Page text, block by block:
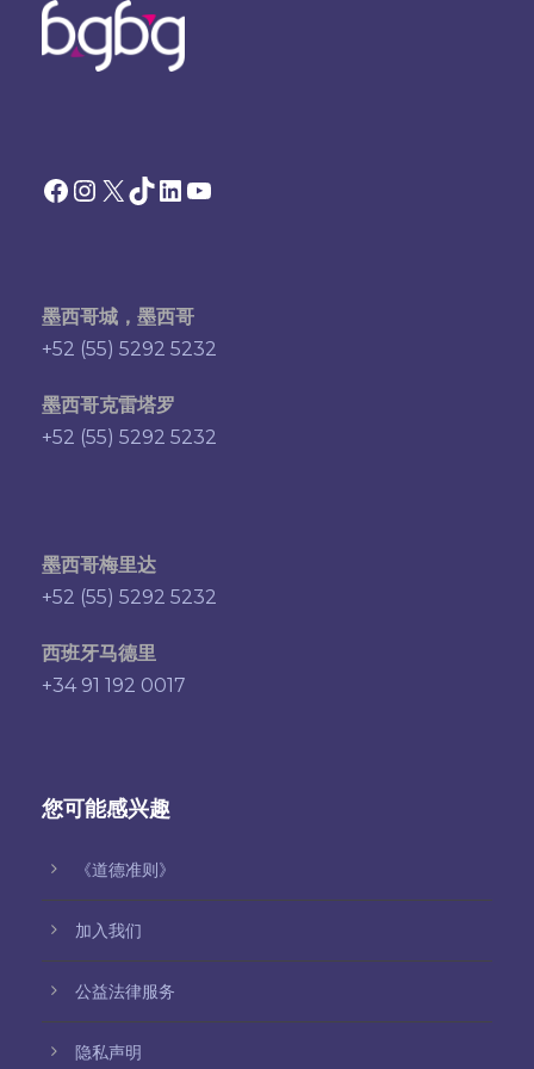
Facebook Instagram X TikTok 领英YouTube
墨西哥城，墨西哥
+52 (55) 5292 5232
墨西哥克雷塔罗
+52 (55) 5292 5232
墨西哥梅里达
+52 (55) 5292 5232
西班牙马德里
+34 91 192 0017
您可能感兴趣
《道德准则》
加入我们
公益法律服务
隐私声明